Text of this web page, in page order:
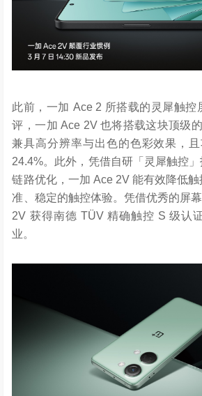
此前，一加 Ace2 所搭载的灵犀触控
评，一加Ace 2V 也将搭载这块顶级的
兼具高分辨率与出色的色彩效果 ，
24.4%。此外， 凭借自研「灵犀触控
链路优化， 一加 Ace 2V 能有效降低
准、稳定的触控体验。凭借优秀的屏幕
2V 获得南德 TÜV 精确触控 S级认
业。